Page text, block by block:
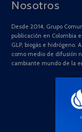
Nosotros
Desde 2014, Grupo
publicación en Colombia
GLP, biogás e hidrógeno.
como medio de difusión
cambiante mundo de la